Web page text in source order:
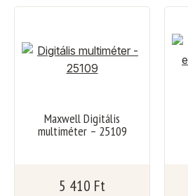
Maxwell Digitális
multiméter – 25109
5 410 Ft